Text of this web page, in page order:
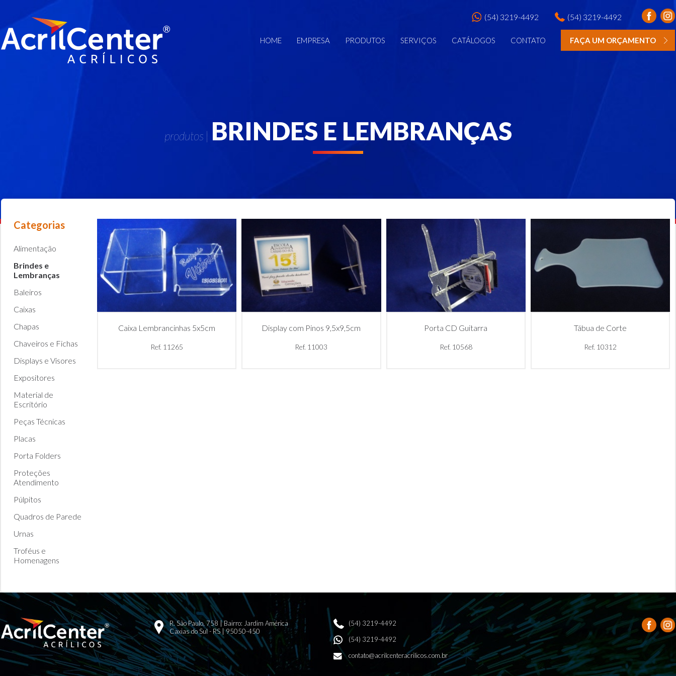
(54) 3219-4492 (54) 3219-4492
HOME EMPRESA PRODUTOS SERVIÇOS CATÁLOGOS CONTATO FAÇA UM ORÇAMENTO
produtos | BRINDES E LEMBRANÇAS
Categorias
Alimentação
Brindes e
Lembranças
Baleiros
Caixas
Chapas
Chaveiros e Fichas
Displays e Visores
Expositores
Material de
Escritório
Peças Técnicas
Placas
Porta Folders
Proteções
Atendimento
Púlpitos
Quadros de Parede
Urnas
Troféus e
Homenagens
Caixa Lembrancinhas 5x5cm
Ref. 11265
Display com Pinos 9,5x9,5cm
Ref. 11003
Porta CD Guitarra
Ref. 10568
Tábua de Corte
Ref. 10312
R. São Paulo, 758 | Bairro: Jardim América
Caxias do Sul - RS | 95050-450
(54) 3219-4492
(54) 3219-4492
contato@acrilcenteracrilicos.com.br